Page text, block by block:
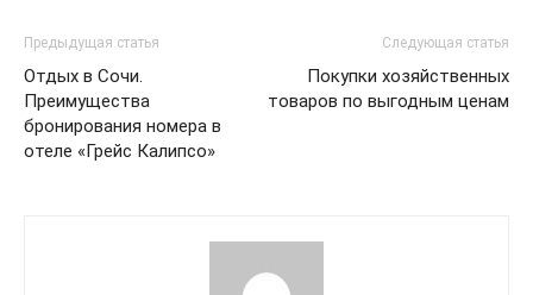
Предыдущая статья
Отдых в Сочи.
Преимущества
бронирования номера в
отеле «Грейс Калипсо»
Следующая статья
Покупки хозяйственных
товаров по выгодным ценам